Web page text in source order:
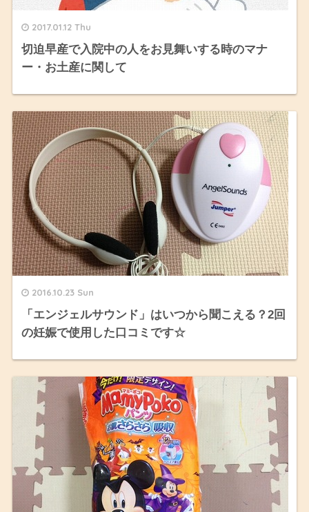
2017.01.12 Thu
切迫早産で入院中の人をお見舞いする時のマナ
ー・お土産に関して
2016.10.23 Sun
「エンジェルサウンド」はいつから聞こえる？2回
の妊娠で使用した口コミです☆